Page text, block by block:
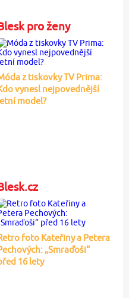
pro ženy
z tiskovky TV Prima:
vynesl nejpovednější
model?
foto Kateřiny a Petera
„Smraďoši“
16 lety